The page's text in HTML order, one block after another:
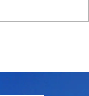
名，生年月日，住所，電